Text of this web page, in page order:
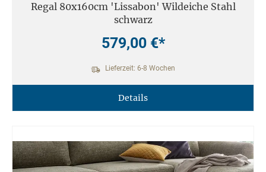
Regal 80x160cm 'Lissabon' Wildeiche Stahl
schwarz
579,00 €*
Lieferzeit: 6-8 Wochen
Details